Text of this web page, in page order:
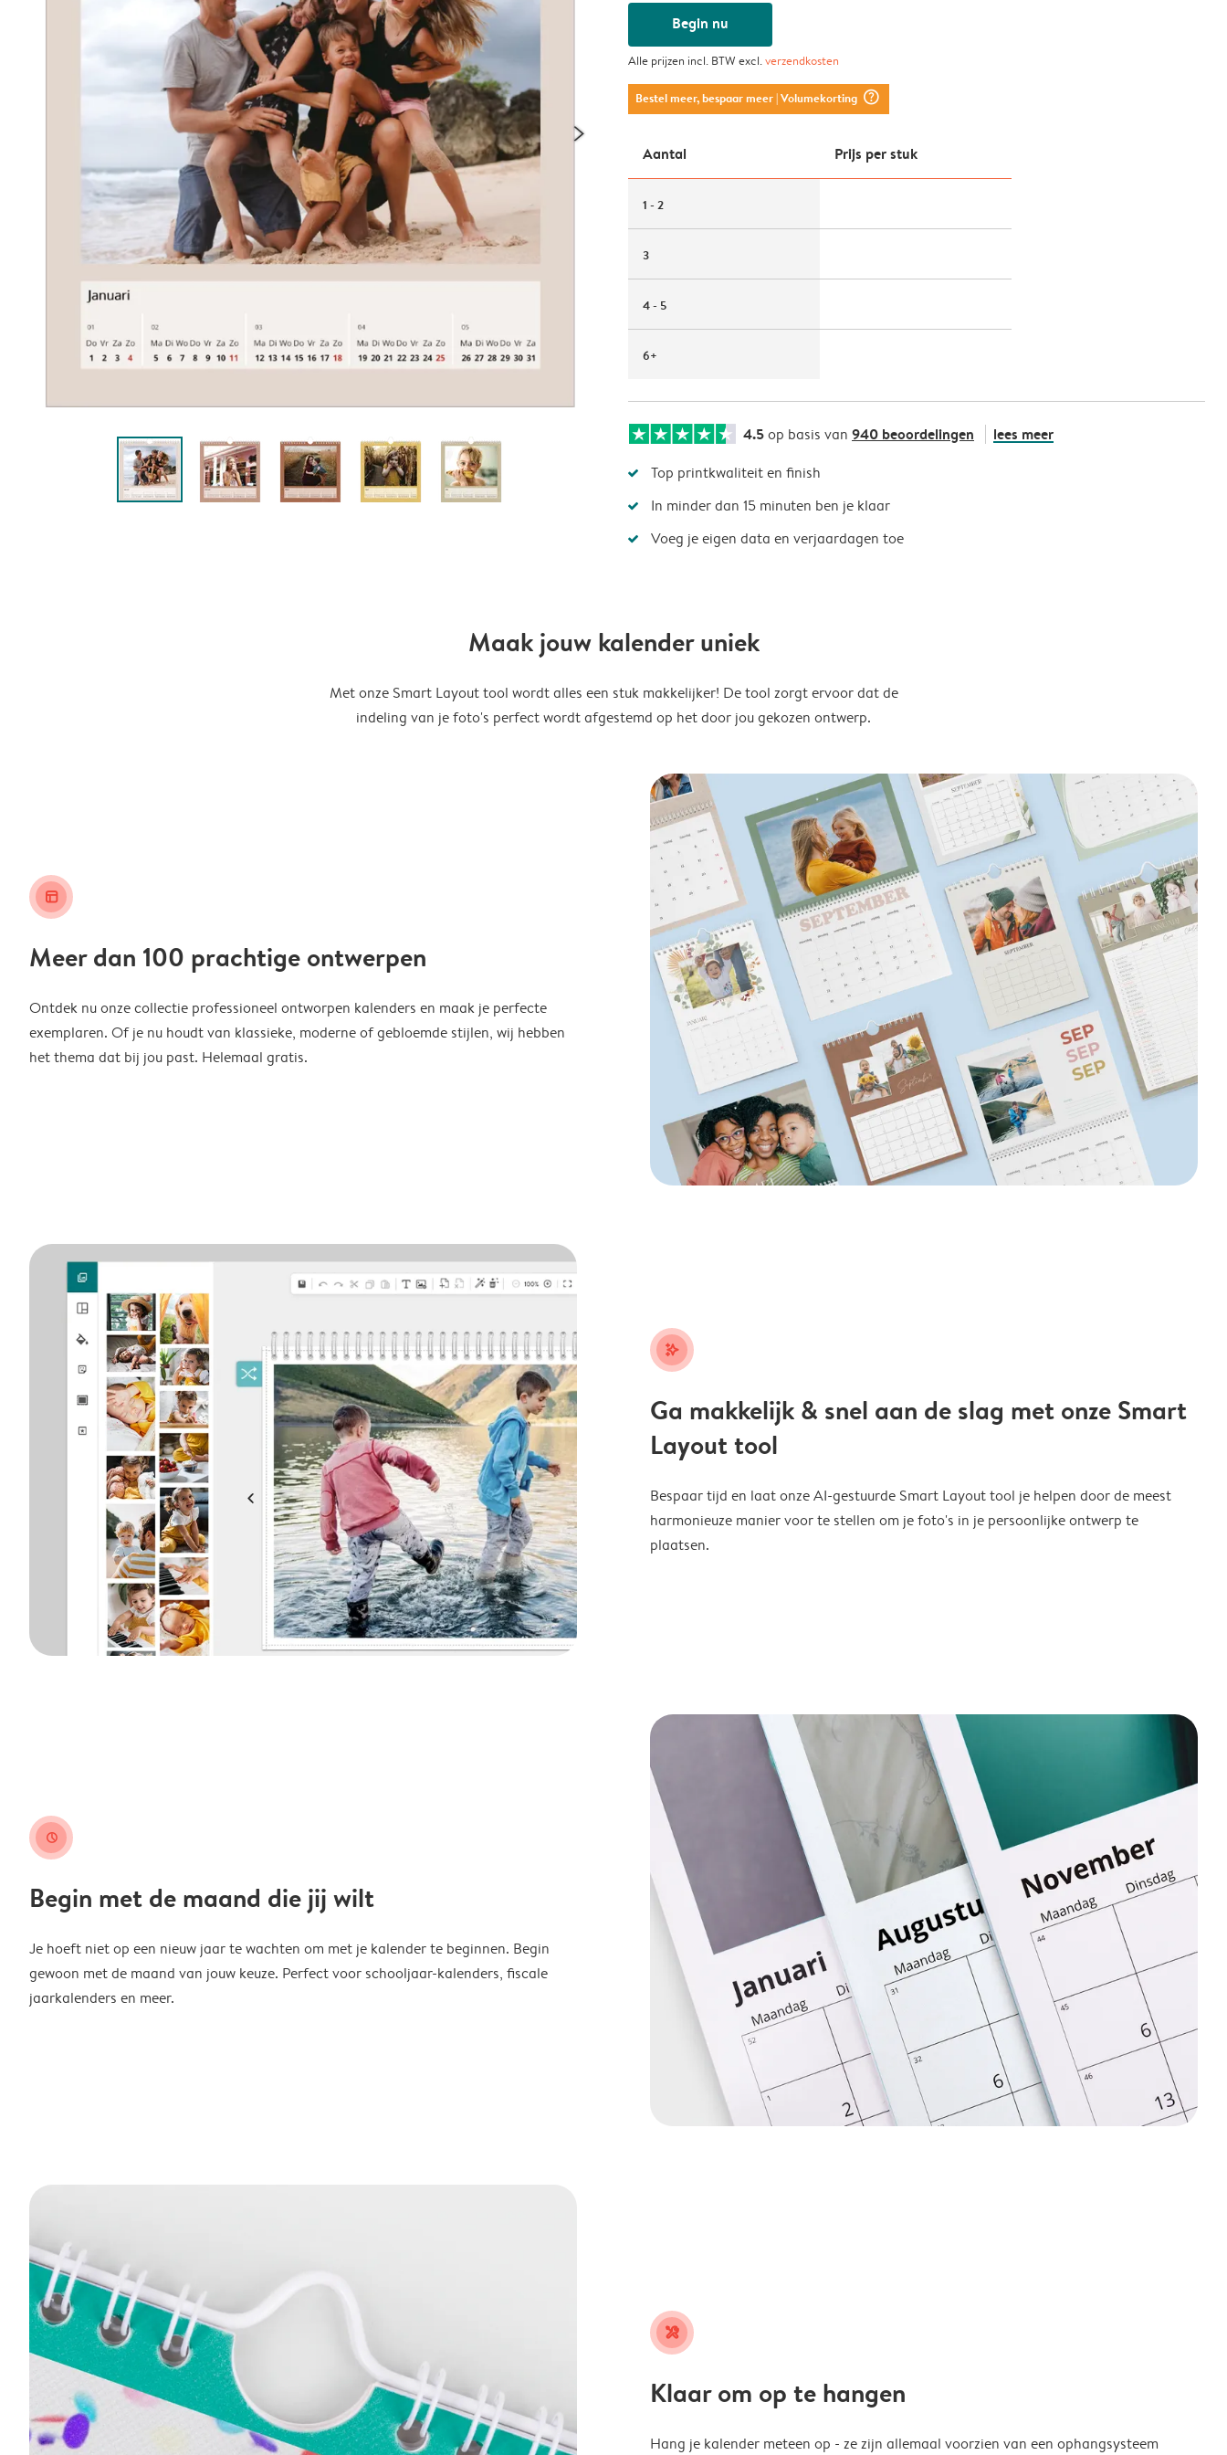
Begin nu
Alle prijzen incl. BTW excl.verzendkosten
Bestel meer, bespaar meer| Volumekorting question_mark_circle
Aantal Prijs per stuk
1 - 2
3
4 - 5
6+
4.5op basis van 940 beoordelingen lees meer
Top printkwaliteit en finish
In minder dan 15 minuten ben je klaar
Voeg je eigen data en verjaardagen toe
Maak jouw kalender uniek
Met onze Smart Layout tool wordt alles een stuk makkelijker! De tool zorgt ervoor dat de
indeling van je foto's perfect wordt afgestemd op het door jou gekozen ontwerp.
layout_alt
Meer dan 100 prachtige ontwerpen
Ontdek nu onze collectie professioneel ontworpen kalenders en maak je perfecte
exemplaren. Of je nu houdt van klassieke, moderne of gebloemde stijlen, wij hebben
het thema dat bij jou past. Helemaal gratis.
stars_plus
Ga makkelijk & snel aan de slag met onze Smart
Layout tool
Bespaar tijd en laat onze AI-gestuurde Smart Layout tool je helpen door de meest
harmonieuze manier voor te stellen om je foto's in je persoonlijke ontwerp te
plaatsen.
clock
Begin met de maand die jij wilt
Je hoeft niet op een nieuw jaar te wachten om met je kalender te beginnen. Begin
gewoon met de maand van jouw keuze. Perfect voor schooljaar-kalenders, fiscale
jaarkalenders en meer.
tools
Klaar om op te hangen
Hang je kalender meteen op - ze zijn allemaal voorzien van een ophangsysteem